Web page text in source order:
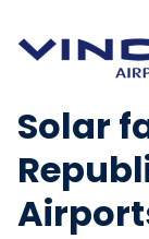
Solar